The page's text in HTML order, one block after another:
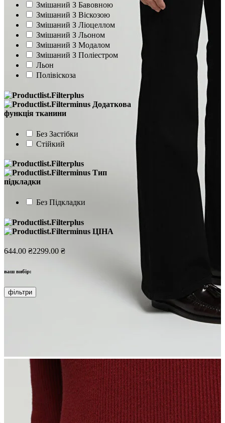
Змішаний З Бавовною
Змішаний З Віскозою
Змішаний З Ліоцеллом
Змішаний З Льоном
Змішаний З Модалом
Змішаний З Поліестром
Льон
Полівіскоза
Додаткова
функція тканини
Без Застібки
Стійкий
Тип
підкладки
Без Підкладки
ЦІНА
644.00 ₴2299.00 ₴
ваш вибір:
фільтри